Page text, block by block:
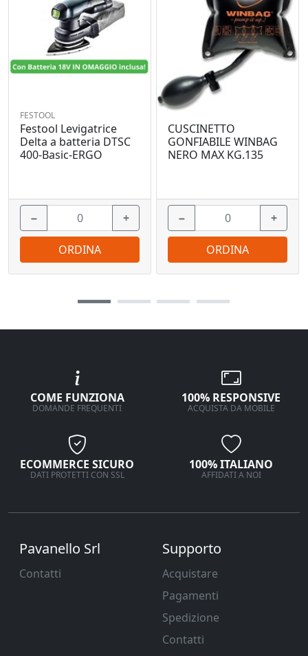
FESTOOL
Festool Levigatrice
Delta a batteria DTSC
400-Basic-ERGO
− +
ORDINA
CUSCINETTO
GONFIABILE WINBAG
NERO MAX KG.135
− +
ORDINA
COME FUNZIONA
DOMANDE FREQUENTI
100% RESPONSIVE
ACQUISTA DA MOBILE
ECOMMERCE SICURO
DATI PROTETTI CON SSL
100% ITALIANO
AFFIDATI A NOI
Pavanello Srl
Contatti
Supporto
Acquistare
Pagamenti
Spedizione
Contatti